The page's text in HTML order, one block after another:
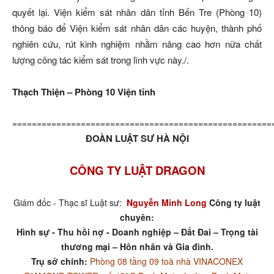
quyết lại. Viện kiểm sát nhân dân tỉnh Bến Tre (Phòng 10)
thông báo để Viện kiểm sát nhân dân các huyện, thành phố
nghiên cứu, rút kinh nghiệm nhằm nâng cao hơn nữa chất
lượng công tác kiểm sát trong lĩnh vực này./.
Thạch Thiện – Phòng 10 Viện tỉnh
ĐOÀN LUẬT SƯ HÀ NỘI
CÔNG TY LUẬT DRAGON
Giám đốc - Thạc sĩ Luật sư: Nguyễn Minh Long Công ty luật
chuyên:
Hình sự - Thu hồi nợ - Doanh nghiệp – Đất Đai – Trọng tài
thương mại – Hôn nhân và Gia đình.
Trụ sở chính: Phòng 08 tầng 09 toà nhà VINACONEX